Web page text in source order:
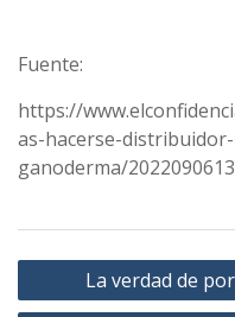
Fuente:
https://
as-hacerse-
ganoderma/
Navegación
de
La verdad de